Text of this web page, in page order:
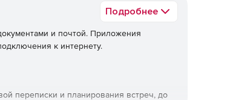
Подробнее
и почтой. Приложения
к интернету.
переписки и планирования встреч, до